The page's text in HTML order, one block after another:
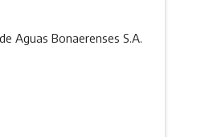
Aguas Bonaerenses S.A.